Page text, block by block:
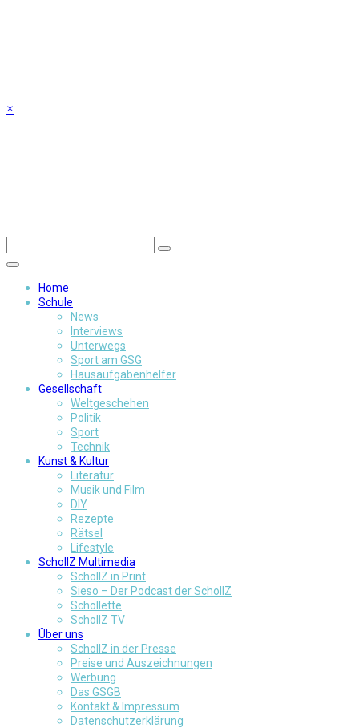
×
Home
Schule
News
Interviews
Unterwegs
Sport am GSG
Hausaufgabenhelfer
Gesellschaft
Weltgeschehen
Politik
Sport
Technik
Kunst & Kultur
Literatur
Musik und Film
DIY
Rezepte
Rätsel
Lifestyle
SchollZ Multimedia
SchollZ in Print
Sieso – Der Podcast der SchollZ
Schollette
SchollZ TV
Über uns
SchollZ in der Presse
Preise und Auszeichnungen
Werbung
Das GSGB
Kontakt & Impressum
Datenschutzerklärung